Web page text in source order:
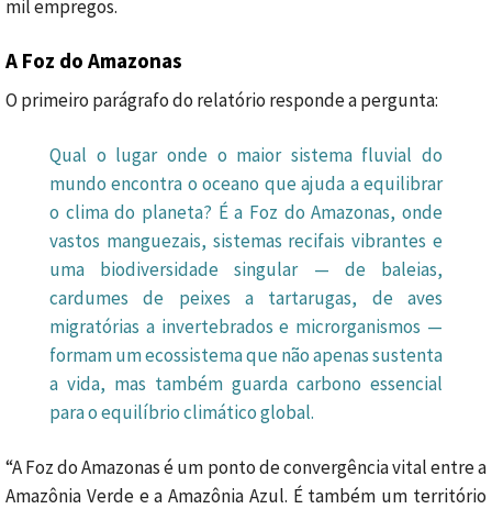
mil empregos.
A Foz do Amazonas
O primeiro parágrafo do relatório responde a pergunta:
Qual o lugar onde o maior sistema fluvial do
mundo encontra o oceano que ajuda a equilibrar
o clima do planeta? É a Foz do Amazonas, onde
vastos manguezais, sistemas recifais vibrantes e
uma biodiversidade singular — de baleias,
cardumes de peixes a tartarugas, de aves
migratórias a invertebrados e microrganismos —
formam um ecossistema que não apenas sustenta
a vida, mas também guarda carbono essencial
para o equilíbrio climático global.
“A Foz do Amazonas é um ponto de convergência vital entre a
Amazônia Verde e a Amazônia Azul. É também um território